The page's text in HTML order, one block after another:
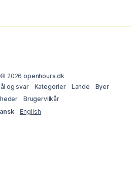
© 2026openhours.dk
og svar Kategorier Lande
Byer
Brugervilkår
English